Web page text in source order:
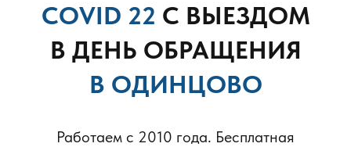
COVID 22 С ВЫЕЗДОМ
В ДЕНЬ ОБРАЩЕНИЯ
В ОДИНЦОВО
Работаем с 2010 года. Бесплатная